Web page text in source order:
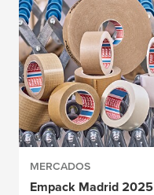
MERCADOS
Empack Madrid 2025